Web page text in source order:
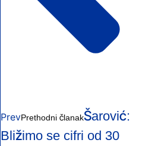
PrevPrethodni članakŠarović:
Bližimo se cifri od 30